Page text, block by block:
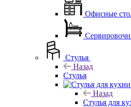
Офисные
Стулья
Назад
Стулья
Назад
Стулья для